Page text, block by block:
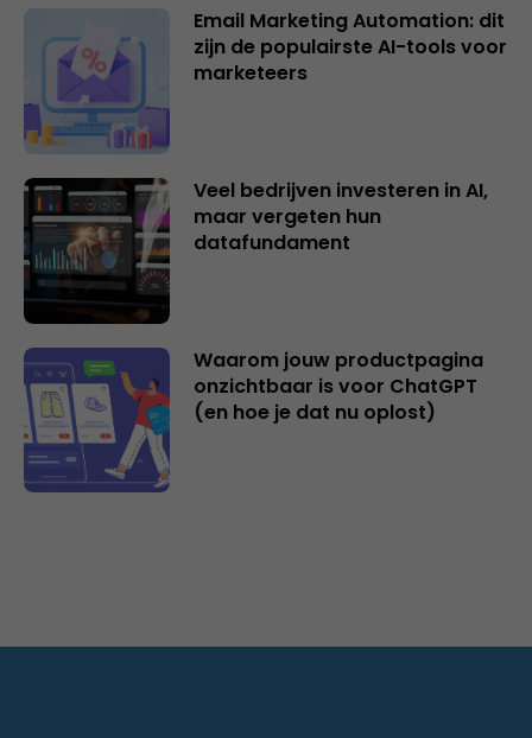
Email Marketing Automation: dit
zijn de populairste AI-tools voor
marketeers
Veel bedrijven investeren in AI,
maar vergeten hun
datafundament
Waarom jouw productpagina
onzichtbaar is voor ChatGPT
(en hoe je dat nu oplost)